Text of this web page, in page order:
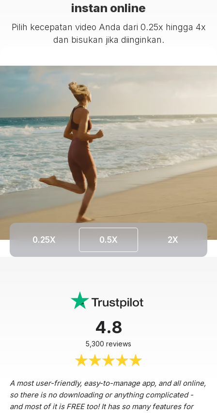
instan online
Pilih kecepatan video Anda dari 0.25x hingga 4x
dan bisukan jika diinginkan.
0.25X 0.5X 2X
4.8
5,300 reviews
A most user-friendly, easy-to-manage app, and all online,
so there is no downloading or anything complicated -
and most of it is FREE too! It has so many features for